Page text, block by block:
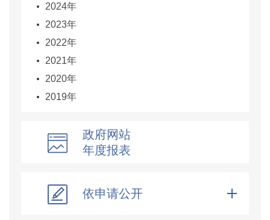
2024年
2023年
2022年
2021年
2020年
2019年
政府网站
年度报表
依申请公开